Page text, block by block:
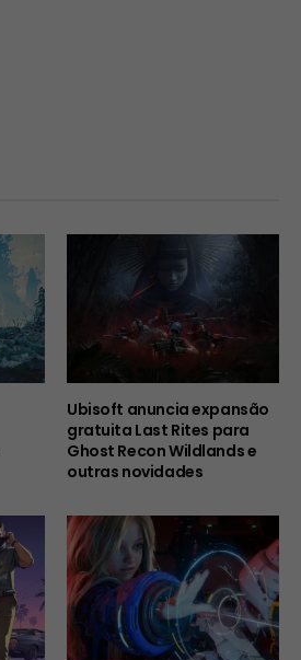
Ubisoft anuncia expansão
gratuita Last Rites para
Ghost Recon Wildlands e
outras novidades